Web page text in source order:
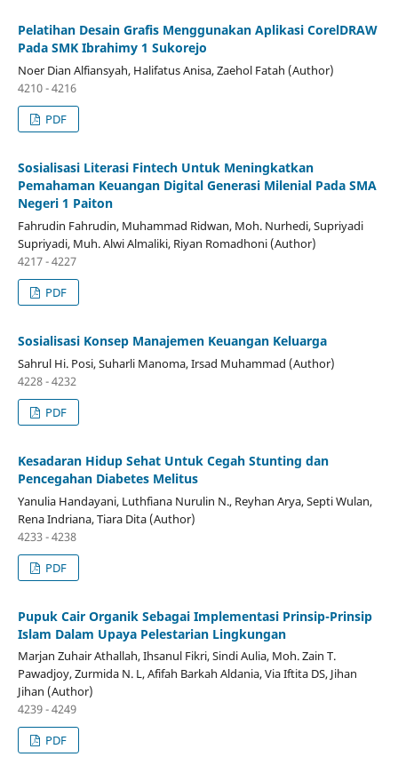
Pelatihan Desain Grafis Menggunakan Aplikasi CorelDRAW
Pada SMK Ibrahimy 1 Sukorejo
Noer Dian Alfiansyah, Halifatus Anisa, Zaehol Fatah (Author)
4210 - 4216
PDF
Sosialisasi Literasi Fintech Untuk Meningkatkan
Pemahaman Keuangan Digital Generasi Milenial Pada SMA
Negeri 1 Paiton
Fahrudin Fahrudin, Muhammad Ridwan, Moh. Nurhedi, Supriyadi
Supriyadi, Muh. Alwi Almaliki, Riyan Romadhoni (Author)
4217 - 4227
PDF
Sosialisasi Konsep Manajemen Keuangan Keluarga
Sahrul Hi. Posi, Suharli Manoma, Irsad Muhammad (Author)
4228 - 4232
PDF
Kesadaran Hidup Sehat Untuk Cegah Stunting dan
Pencegahan Diabetes Melitus
Yanulia Handayani, Luthfiana Nurulin N., Reyhan Arya, Septi Wulan,
Rena Indriana, Tiara Dita (Author)
4233 - 4238
PDF
Pupuk Cair Organik Sebagai Implementasi Prinsip-Prinsip
Islam Dalam Upaya Pelestarian Lingkungan
Marjan Zuhair Athallah, Ihsanul Fikri, Sindi Aulia, Moh. Zain T.
Pawadjoy, Zurmida N. L, Afifah Barkah Aldania, Via Iftita DS, Jihan
Jihan (Author)
4239 - 4249
PDF